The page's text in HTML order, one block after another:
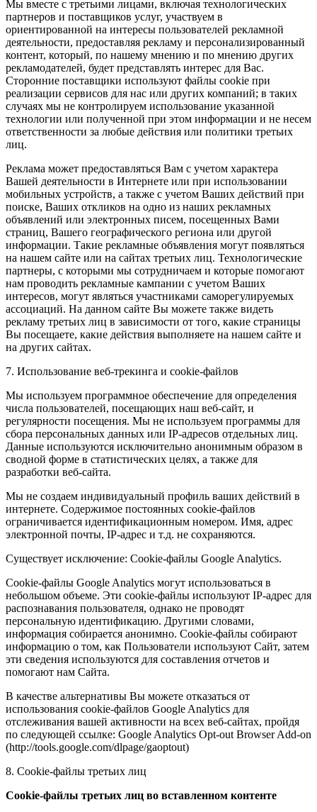
Мы вместе с третьими лицами, включая технологических
партнеров и поставщиков услуг, участвуем в
ориентированной на интересы пользователей рекламной
деятельности, предоставляя рекламу и персонализированный
контент, который, по нашему мнению и по мнению других
рекламодателей, будет представлять интерес для Вас.
Сторонние поставщики используют файлы cookie при
реализации сервисов для нас или других компаний; в таких
случаях мы не контролируем использование указанной
технологии или полученной при этом информации и не несем
ответственности за любые действия или политики третьих
лиц.
Реклама может предоставляться Вам с учетом характера
Вашей деятельности в Интернете или при использовании
мобильных устройств, а также с учетом Ваших действий при
поиске, Ваших откликов на одно из наших рекламных
объявлений или электронных писем, посещенных Вами
страниц, Вашего географического региона или другой
информации. Такие рекламные объявления могут появляться
на нашем сайте или на сайтах третьих лиц. Технологические
партнеры, с которыми мы сотрудничаем и которые помогают
нам проводить рекламные кампании с учетом Ваших
интересов, могут являться участниками саморегулируемых
ассоциаций. На данном сайте Вы можете также видеть
рекламу третьих лиц в зависимости от того, какие страницы
Вы посещаете, какие действия выполняете на нашем сайте и
на других сайтах.
7. Использование веб-трекинга и cookie-файлов
Мы используем программное обеспечение для определения
числа пользователей, посещающих наш веб-сайт, и
регулярности посещения. Мы не используем программы для
сбора персональных данных или IP-адресов отдельных лиц.
Данные используются исключительно анонимным образом в
сводной форме в статистических целях, а также для
разработки веб-сайта.
Мы не создаем индивидуальный профиль ваших действий в
интернете. Содержимое постоянных cookie-файлов
ограничивается идентификационным номером. Имя, адрес
электронной почты, IP-адрес и т.д. не сохраняются.
Существует исключение: Cookie-файлы Google Analytics.
Cookie-файлы Google Analytics могут использоваться в
небольшом объеме. Эти cookie-файлы используют IP-адрес для
распознавания пользователя, однако не проводят
персональную идентификацию. Другими словами,
информация собирается анонимно. Cookie-файлы собирают
информацию о том, как Пользователи используют Сайт, затем
эти сведения используются для составления отчетов и
помогают нам Сайта.
В качестве альтернативы Вы можете отказаться от
использования cookie-файлов Google Analytics для
отслеживания вашей активности на всех веб-сайтах, пройдя
по следующей ссылке: Google Analytics Opt-out Browser Add-on
(http://tools.google.com/dlpage/gaoptout)
8. Cookie-файлы третьих лиц
Cookie-файлы третьих лиц во вставленном контенте